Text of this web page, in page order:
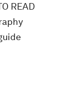
READ